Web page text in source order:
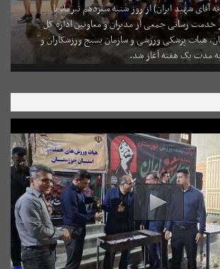
شهید ایران) از روز شنبه سیزدهم تیرماه با
رسانی جمعی از مدیران و معاونین اداره کل
هیات پزشکی ورزشی و سازمان بسیج ورزشکاران و
مدت یک هفته آغاز شد.